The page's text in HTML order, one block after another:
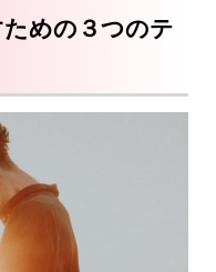
めの３つのテ